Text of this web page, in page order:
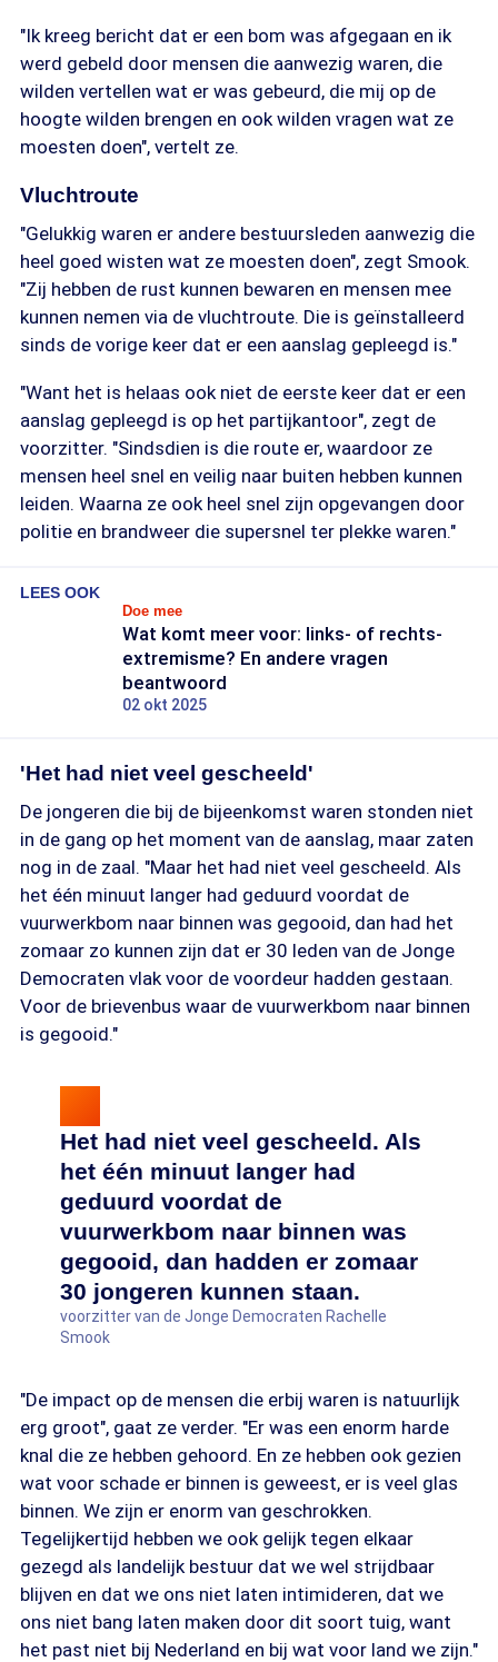
"Ik kreeg bericht dat er een bom was afgegaan en ik
werd gebeld door mensen die aanwezig waren, die
wilden vertellen wat er was gebeurd, die mij op de
hoogte wilden brengen en ook wilden vragen wat ze
moesten doen", vertelt ze.
Vluchtroute
"Gelukkig waren er andere bestuursleden aanwezig die
heel goed wisten wat ze moesten doen", zegt Smook.
"Zij hebben de rust kunnen bewaren en mensen mee
kunnen nemen via de vluchtroute. Die is geïnstalleerd
sinds de vorige keer dat er een aanslag gepleegd is."
"Want het is helaas ook niet de eerste keer dat er een
aanslag gepleegd is op het partijkantoor", zegt de
voorzitter. "Sindsdien is die route er, waardoor ze
mensen heel snel en veilig naar buiten hebben kunnen
leiden. Waarna ze ook heel snel zijn opgevangen door
politie en brandweer die supersnel ter plekke waren."
LEES OOK
Doe mee
Wat komt meer voor: links- of rechts-
extremisme? En andere vragen
beantwoord
02 okt 2025
'Het had niet veel gescheeld'
De jongeren die bij de bijeenkomst waren stonden niet
in de gang op het moment van de aanslag, maar zaten
nog in de zaal. "Maar het had niet veel gescheeld. Als
het één minuut langer had geduurd voordat de
vuurwerkbom naar binnen was gegooid, dan had het
zomaar zo kunnen zijn dat er 30 leden van de Jonge
Democraten vlak voor de voordeur hadden gestaan.
Voor de brievenbus waar de vuurwerkbom naar binnen
is gegooid."
Het had niet veel gescheeld. Als
het één minuut langer had
geduurd voordat de
vuurwerkbom naar binnen was
gegooid, dan hadden er zomaar
30 jongeren kunnen staan.
voorzitter van de Jonge Democraten Rachelle
Smook
"De impact op de mensen die erbij waren is natuurlijk
erg groot", gaat ze verder. "Er was een enorm harde
knal die ze hebben gehoord. En ze hebben ook gezien
wat voor schade er binnen is geweest, er is veel glas
binnen. We zijn er enorm van geschrokken.
Tegelijkertijd hebben we ook gelijk tegen elkaar
gezegd als landelijk bestuur dat we wel strijdbaar
blijven en dat we ons niet laten intimideren, dat we
ons niet bang laten maken door dit soort tuig, want
het past niet bij Nederland en bij wat voor land we zijn."